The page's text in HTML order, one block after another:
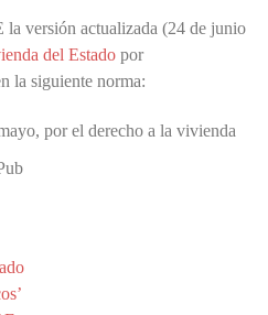
versión actualizada (24 de junio
del Estado por
la siguiente norma:
por el derecho a la vivienda